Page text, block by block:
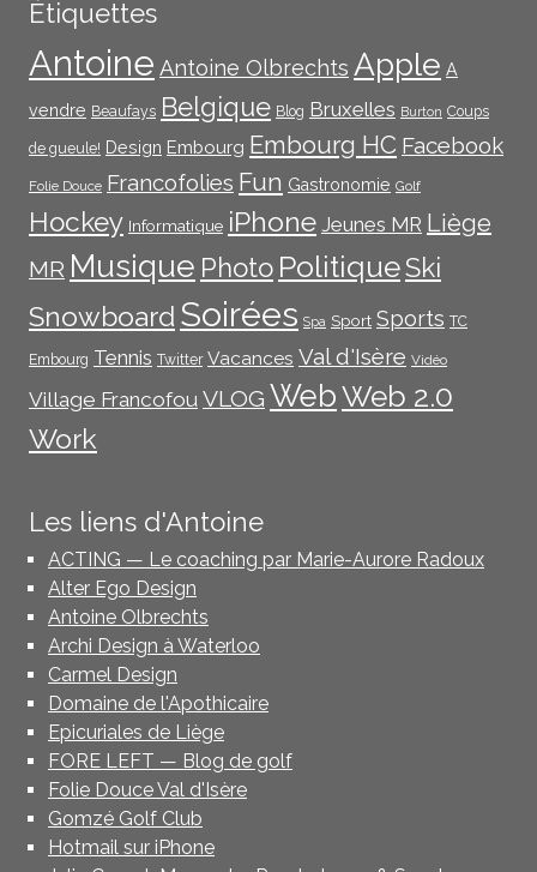
Étiquettes
Antoine Antoine Olbrechts Apple A
vendre Beaufays Belgique Blog Bruxelles Burton Coups
de gueule! Design Embourg Embourg HC Facebook
Folie Douce Francofolies Fun Gastronomie Golf
Hockey Informatique iPhone Jeunes MR Liège
MR Musique Photo PolitiqueSki
Snowboard Soirées Spa Sport Sports TC
Embourg Tennis Twitter Vacances Val d'Isère Vidéo
Village Francofou VLOG WebWeb 2.0
Work
Les liens d'Antoine
ACTING — Le coaching par Marie-Aurore Radoux
Alter Ego Design
Antoine Olbrechts
Archi Design à Waterloo
Carmel Design
Domaine de l'Apothicaire
Epicuriales de Liège
FORE LEFT — Blog de golf
Folie Douce Val d'Isère
Gomzé Golf Club
Hotmail sur iPhone